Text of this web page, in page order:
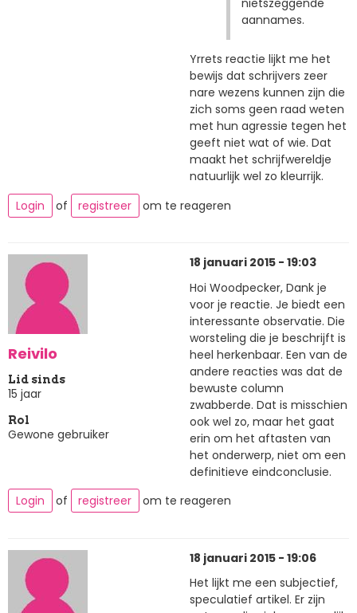
nietszeggende
aannames.
Yrrets reactie lijkt me het
bewijs dat schrijvers zeer
nare wezens kunnen zijn die
zich soms geen raad weten
met hun agressie tegen het
geeft niet wat of wie. Dat
maakt het schrijfwereldje
natuurlijk wel zo kleurrijk.
Login
of registreer om te reageren
Reivilo
Lid sinds
15 jaar
Rol
Gewone gebruiker
18 januari 2015 - 19:03
Hoi Woodpecker, Dank je
voor je reactie. Je biedt een
interessante observatie. Die
worsteling die je beschrijft is
heel herkenbaar. Een van de
andere reacties was dat de
bewuste column
zwabberde. Dat is misschien
ook wel zo, maar het gaat
erin om het aftasten van
het onderwerp, niet om een
definitieve eindconclusie.
Login
of registreer om te reageren
18 januari 2015 - 19:06
Het lijkt me een subjectief,
speculatief artikel. Er zijn